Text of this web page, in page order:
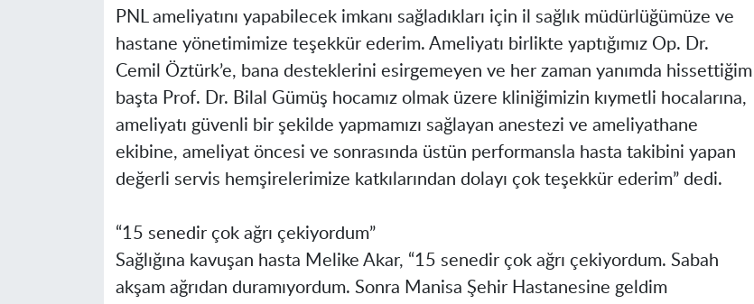
PNL ameliyatını yapabilecek imkanı sağladıkları için il sağlık müdürlüğümüze ve
hastane yönetimimize teşekkür ederim. Ameliyatı birlikte yaptığımız Op. Dr.
Cemil Öztürk’e, bana desteklerini esirgemeyen ve her zaman yanımda hissettiğim
başta Prof. Dr. Bilal Gümüş hocamız olmak üzere kliniğimizin kıymetli hocalarına,
ameliyatı güvenli bir şekilde yapmamızı sağlayan anestezi ve ameliyathane
ekibine, ameliyat öncesi ve sonrasında üstün performansla hasta takibini yapan
değerli servis hemşirelerimize katkılarından dolayı çok teşekkür ederim” dedi.
“15 senedir çok ağrı çekiyordum”
Sağlığına kavuşan hasta Melike Akar, “15 senedir çok ağrı çekiyordum. Sabah
akşam ağrıdan duramıyordum. Sonra Manisa Şehir Hastanesine geldim